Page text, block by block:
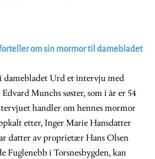
om sin mormor til damebladet
damebladet Urd et intervju med
Munchs søster, som i år er 54
handler om hennes mormor
etter, Inger Marie Hansdatter
datter av proprietær Hans Olsen
Fuglenebb i Torsnesbygden, kan